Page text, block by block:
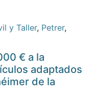
y Taller, Petrer,
€ a la
adaptados
de la